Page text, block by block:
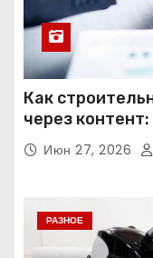
Как
через
Июн 27, 2026
РАЗНОЕ